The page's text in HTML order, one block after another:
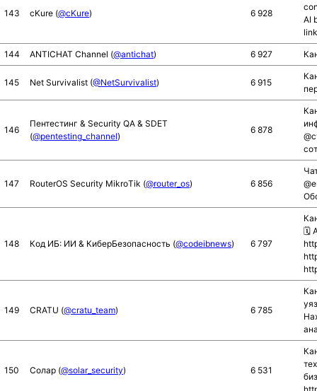
143 cKure (@cKure) 6 928
AI
144 ANTICHAT Channel (@antichat) 6 927
145 Net Survivalist (@NetSurvivalist) 6 915
146
Пентестинг & Security QA & SDET
(@pentesting_channel)
6 878
147 RouterOS Security MikroTik (@router_os) 6 856
148 Код ИБ: ИИ & КиберБезопасность (@codeibnews) 6 797
🗓
149 CRATU (@cratu_team) 6 785
150 Солар (@solar_security) 6 531